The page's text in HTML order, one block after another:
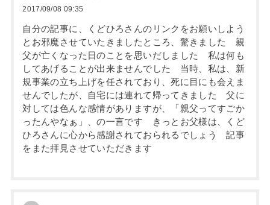
2017/09/08 09:35
自分の記事に、くどひろさんのリンクをお願いしよう
とお邪魔させていたきましたところ、驚きました 親
父が亡くなった日のことを思いだしました 私は何も
してあげることが出来ませんでした 当時、私は、新
規事業の立ち上げを任されており、死に目にも会えま
せんでしたが、自宅には連れて帰ってきました 父に
対しては色んな感情がありますが、「親父ってすごか
ったんやなぁ」、の一言です きっとお父様は、くど
ひろさんに心から感謝されておられるでしょう 記事
をまた拝見させていただきます